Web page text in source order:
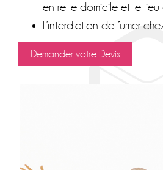
entre le domicile et le lieu
L’interdiction de fumer
Demander votre Devis